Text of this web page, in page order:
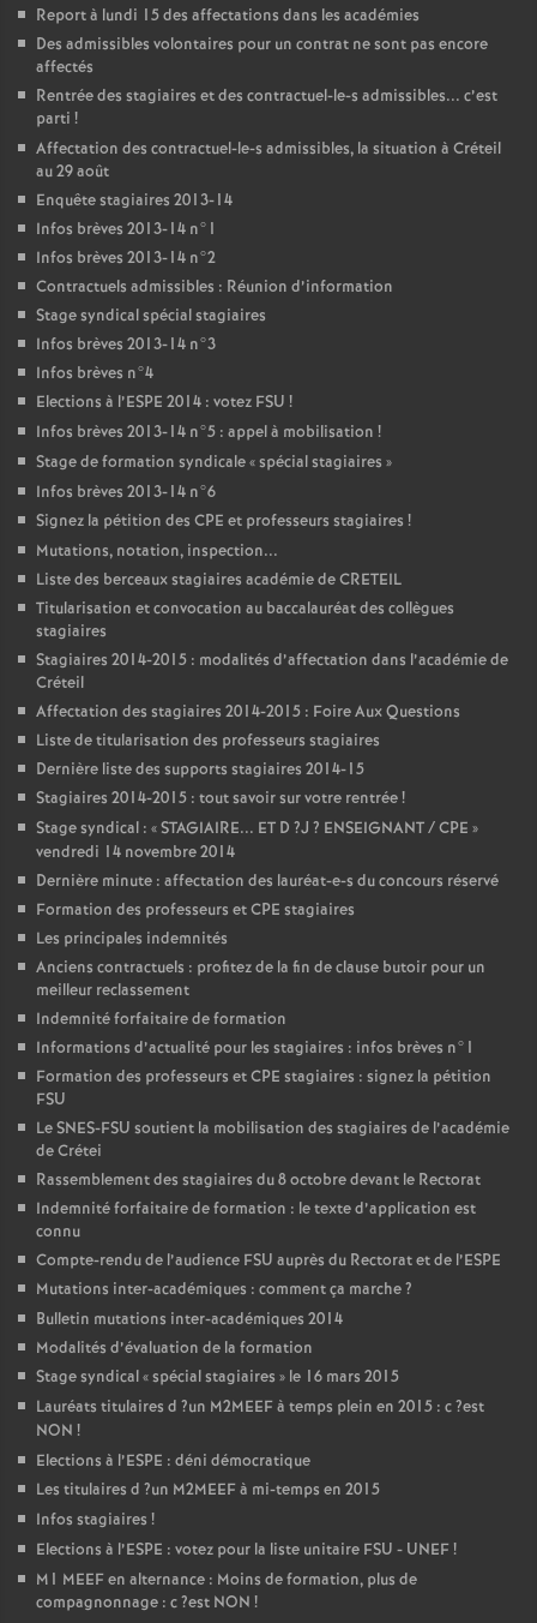
Report à lundi 15 des affectations dans les académies
Des admissibles volontaires pour un contrat ne sont pas encore
affectés
Rentrée des stagiaires et des contractuel-le-s admissibles... c’est
parti !
Affectation des contractuel-le-s admissibles, la situation à Créteil
au 29 août
Enquête stagiaires 2013-14
Infos brèves 2013-14 n°1
Infos brèves 2013-14 n°2
Contractuels admissibles : Réunion d’information
Stage syndical spécial stagiaires
Infos brèves 2013-14 n°3
Infos brèves n°4
Elections à l’ESPE 2014 : votez FSU !
Infos brèves 2013-14 n°5 : appel à mobilisation !
Stage de formation syndicale «spécial stagiaires »
Infos brèves 2013-14 n°6
Signez la pétition des CPE et professeurs stagiaires !
Mutations, notation, inspection...
Liste des berceaux stagiaires académie deCRETEIL
Titularisation et convocation au baccalauréat des collègues
stagiaires
Stagiaires 2014-2015 : modalités d’affectation dans l’académie de
Créteil
Affectation des stagiaires 2014-2015 : Foire Aux Questions
Liste de titularisation des professeurs stagiaires
Dernière liste des supports stagiaires 2014-15
Stagiaires 2014-2015 : tout savoir sur votre rentrée!
Stage syndical : «STAGIAIRE... ET D ?J ? ENSEIGNANT/CPE »
vendredi 14 novembre 2014
Dernière minute : affectation des lauréat-e-s du concours réservé
Formation des professeurs etCPE stagiaires
Les principales indemnités
Anciens contractuels : profitez de la fin de clause butoir pour un
meilleur reclassement
Indemnité forfaitaire de formation
Informations d’actualité pour les stagiaires : infos brèves n°1
Formation des professeurs etCPE stagiaires : signez la pétition
FSU
LeSNES-FSU soutient la mobilisation des stagiaires de l’académie
de Crétei
Rassemblement des stagiaires du 8 octobre devant le Rectorat
Indemnité forfaitaire de formation : le texte d’application est
connu
Compte-rendu de l’audience FSU auprès du Rectorat et de l’ESPE
Mutations inter-académiques : comment ça marche?
Bulletin mutations inter-académiques 2014
Modalités d’évaluation de la formation
Stage syndical «spécial stagiaires » le 16 mars 2015
Lauréats titulaires d ?un M2MEEFà temps plein en 2015 : c?est
NON !
Elections à l’ESPE : déni démocratique
Les titulaires d ?un M2MEEFà mi-temps en 2015
Infos stagiaires !
Elections à l’ESPE : votez pour la liste unitaire FSU - UNEF!
M1 MEEFen alternance : Moins de formation, plus de
compagnonnage : c?est NON !